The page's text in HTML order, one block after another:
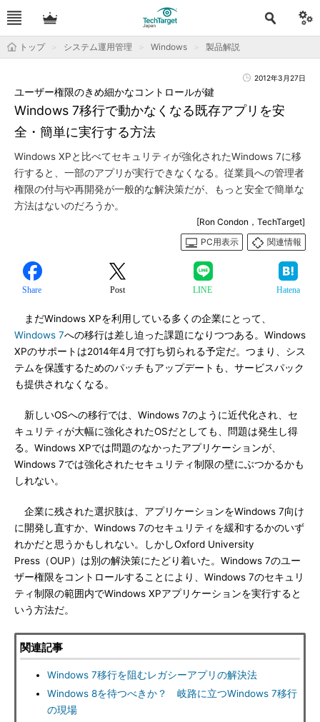
トップ システム運用管理 Windows 製品解説
2012年3月27日
Windows 7移行で動かなくなる既存アプリを安
全・簡単に実行する方法
ユーザー権限のきめ細かなコントロールが鍵
Windows XPと比べてセキュリティが強化されたWindows 7に移
行すると、一部のアプリが実行できなくなる。従業員への管理者
権限の付与や再開発が一般的な解決策だが、もっと安全で簡単な
方法はないのだろうか。
[Ron Condon，TechTarget]
PC用表示
関連情報
Share Post LINE Hatena
まだWindows XPを利用している多くの企業にとって、
Windows 7への移行は差し迫った課題になりつつある。Windows
XPのサポートは2014年4月で打ち切られる予定だ。つまり、シス
テムを保護するためのパッチもアップデートも、サービスパック
も提供されなくなる。
新しいOSへの移行では、Windows 7のように近代化され、セ
キュリティが大幅に強化されたOSだとしても、問題は発生し得
る。Windows XPでは問題のなかったアプリケーションが、
Windows 7では強化されたセキュリティ制限の壁にぶつかるかも
しれない。
企業に残された選択肢は、アプリケーションをWindows 7向け
に開発し直すか、Windows 7のセキュリティを緩和するかのいず
れかだと思うかもしれない。しかしOxford University
Press（OUP）は別の解決策にたどり着いた。Windows 7のユー
ザー権限をコントロールすることにより、Windows 7のセキュリ
ティ制限の範囲内でWindows XPアプリケーションを実行すると
いう方法だ。
関連記事
Windows 7移行を阻むレガシーアプリの解決法
Windows 8を待つべきか？ 岐路に立つWindows 7移行
の現場